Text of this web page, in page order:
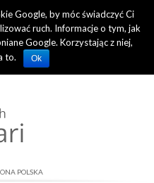
WEBSITE
POLSKA
Google, by móc świadczyć Ci
ruch. Informacje o tym, jak
Google. Korzystając z niej,
to.
Ok